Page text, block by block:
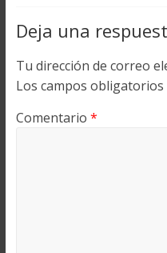
Deja una
Tu dirección de correo
Los campos
Comentario *